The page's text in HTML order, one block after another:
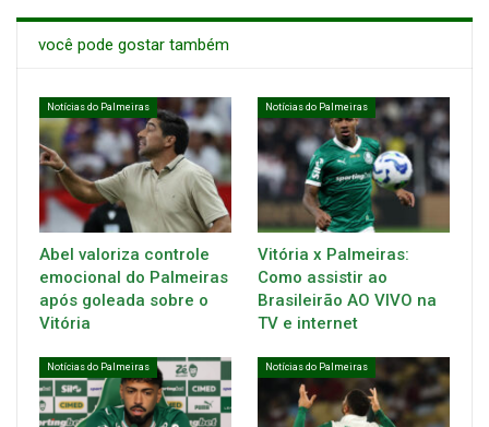
você pode gostar também
Notícias do Palmeiras
Abel valoriza controle
emocional do Palmeiras
após goleada sobre o
Vitória
Notícias do Palmeiras
Vitória x Palmeiras:
Como assistir ao
Brasileirão AO VIVO na
TV e internet
Notícias do Palmeiras Notícias do Palmeiras